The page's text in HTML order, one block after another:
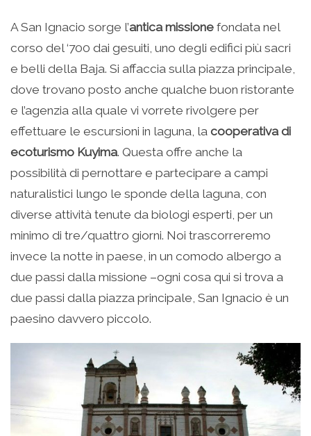
A San Ignacio sorge l’antica missione fondata nel
corso del ‘700 dai gesuiti, uno degli edifici più sacri
e belli della Baja. Si affaccia sulla piazza principale,
dove trovano posto anche qualche buon ristorante
e l’agenzia alla quale vi vorrete rivolgere per
effettuare le escursioni in laguna, la cooperativa di
ecoturismo Kuyima. Questa offre anche la
possibilità di pernottare e partecipare a campi
naturalistici lungo le sponde della laguna, con
diverse attività tenute da biologi esperti, per un
minimo di tre/quattro giorni. Noi trascorreremo
invece la notte in paese, in un comodo albergo a
due passi dalla missione –ogni cosa qui si trova a
due passi dalla piazza principale, San Ignacio è un
paesino davvero piccolo.